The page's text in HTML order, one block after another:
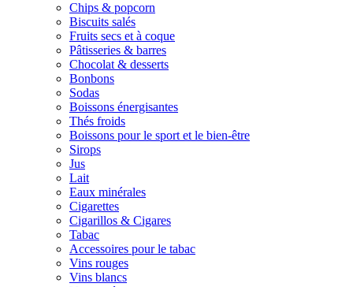
Chips & popcorn
Biscuits salés
Fruits secs et à coque
Pâtisseries & barres
Chocolat & desserts
Bonbons
Sodas
Boissons énergisantes
Thés froids
Boissons pour le sport et le bien-être
Sirops
Jus
Lait
Eaux minérales
Cigarettes
Cigarillos & Cigares
Tabac
Accessoires pour le tabac
Vins rouges
Vins blancs